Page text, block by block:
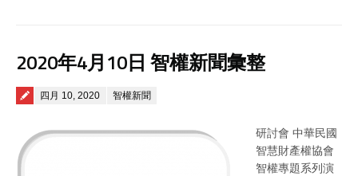
2020年4月10日 智權新聞彙整
Posted on
四月 10, 2020 智權新聞
研討會 中華民國
智慧財產權協會
智權專題系列演